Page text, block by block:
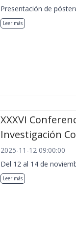
Presentación de
Leer más
XXXVI
Investigación
2025-11-12 09:00:00
Del 12 al 14 de
Leer más